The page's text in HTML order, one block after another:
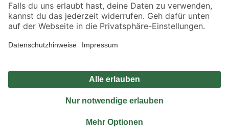
Alle Preisangaben in EUR inkl. gesetzl. MwSt.. Die dargestellten Angebote sind unter
Umständen nicht in allen Märkten verfügbar. Die angegebenen Verfügbarkeiten beziehen
Produkte nur solange der Vorrat reicht.
*Paketversand ab 59 € versandkostenfrei, gilt nicht für Artikel mit Speditionsversand, hier
Privatsphäre Impressum
Nutzungsbedingungen
Widerrufsrecht
Vertrag widerrufen
© 2026 toom Baumarkt GmbH